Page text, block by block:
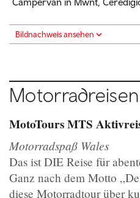
Bildnachweis ansehen
Motorradreisen
MotoTours MTS
Motorradspaß Wales
Das ist DIE Reise für
Ganz nach dem Motto
diese Motorradtour über